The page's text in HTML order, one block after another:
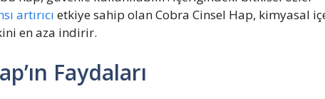
artırıcı etkiye sahip olan Cobra Cinsel Hap, kimyasal
en aza indirir.
Faydaları